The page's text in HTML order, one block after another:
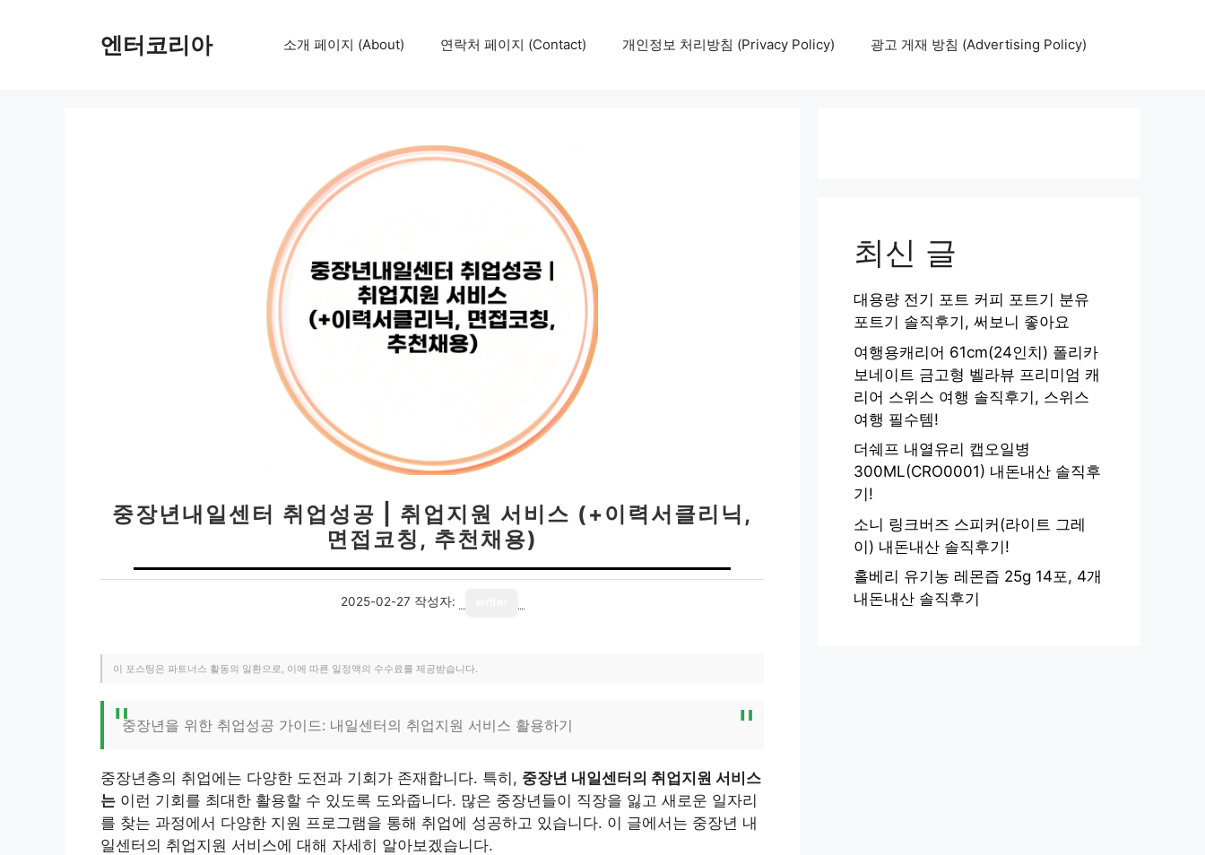
엔터코리아 소개 페이지 (About) 연락처 페이지 (Contact) 개인정보 처리방침 (Privacy Policy) 광고 게재 방침 (Advertising Policy)
중장년내일센터 취업성공 | 취업지원 서비스 (+이력서클리닉,
면접코칭, 추천채용)
2025-02-27 작성자:
이 포스팅은 파트너스 활동의 일환으로, 이에 따른 일정액의 수수료를 제공받습니다.
중장년을 위한 취업성공 가이드: 내일센터의 취업지원 서비스 활용하기
중장년층의 취업에는 다양한 도전과 기회가 존재합니다. 특히, 중장년 내일센터의 취업지원 서비스
는 이런 기회를 최대한 활용할 수 있도록 도와줍니다. 많은 중장년들이 직장을 잃고 새로운 일자리
를 찾는 과정에서 다양한 지원 프로그램을 통해 취업에 성공하고 있습니다. 이 글에서는 중장년 내
일센터의 취업지원 서비스에 대해 자세히 알아보겠습니다.
최신 글
대용량 전기 포트 커피 포트기 분유
포트기 솔직후기, 써보니 좋아요
여행용캐리어 61cm(24인치) 폴리카
보네이트 금고형 벨라뷰 프리미엄 캐
리어 스위스 여행 솔직후기, 스위스
여행 필수템!
더쉐프 내열유리 캡오일병
300ML(CRO0001) 내돈내산 솔직후
기!
소니 링크버즈 스피커(라이트 그레
이) 내돈내산 솔직후기!
홀베리 유기농 레몬즙 25g 14포, 4개
내돈내산 솔직후기